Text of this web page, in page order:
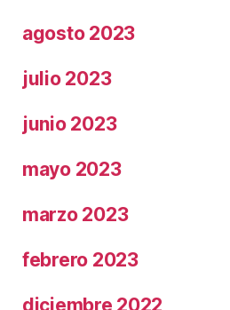
agosto 2023
julio 2023
junio 2023
mayo 2023
marzo 2023
febrero 2023
diciembre 2022